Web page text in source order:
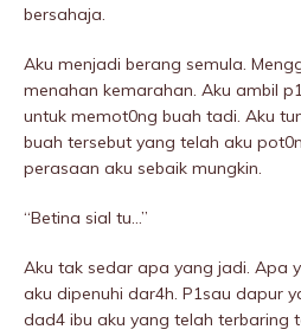
bersahaja.
Aku menjadi berang semula.
menahan kemarahan. Aku ambil
untuk memot0ng buah tadi. Aku
buah tersebut yang telah aku
perasaan aku sebaik mungkin.
“Betina siaI tu…”
Aku tak sedar apa yang jadi. Apa
aku dipenuhi dar4h. P1sau dapur
dad4 ibu aku yang telah terbaring